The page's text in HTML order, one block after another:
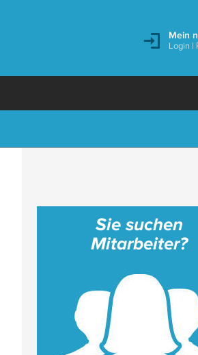
Mein
Login |
Sie suchen
Mitarbeiter?